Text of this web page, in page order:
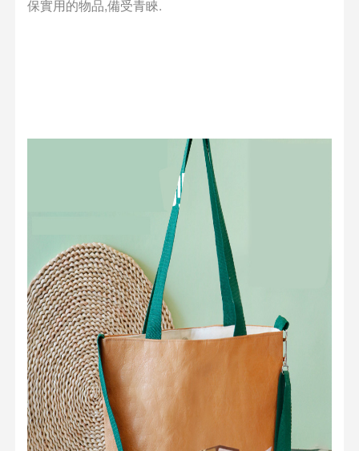
保實用的物品,備受青睞.